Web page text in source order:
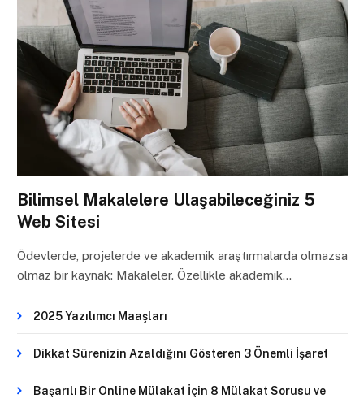
Bilimsel Makalelere Ulaşabileceğiniz 5
Web Sitesi
Ödevlerde, projelerde ve akademik araştırmalarda olmazsa
olmaz bir kaynak: Makaleler. Özellikle akademik…
2025 Yazılımcı Maaşları
Dikkat Sürenizin Azaldığını Gösteren 3 Önemli İşaret
Başarılı Bir Online Mülakat İçin 8 Mülakat Sorusu ve